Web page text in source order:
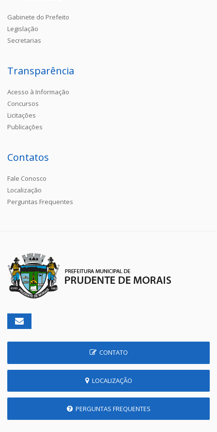
Gabinete do Prefeito
Legislação
Secretarias
Transparência
Acesso à Informação
Concursos
Licitações
Publicações
Contatos
Fale Conosco
Localização
Perguntas Frequentes
CONTATO
LOCALIZAÇÃO
PERGUNTAS FREQUENTES